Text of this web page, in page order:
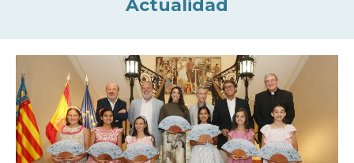
Actualidad